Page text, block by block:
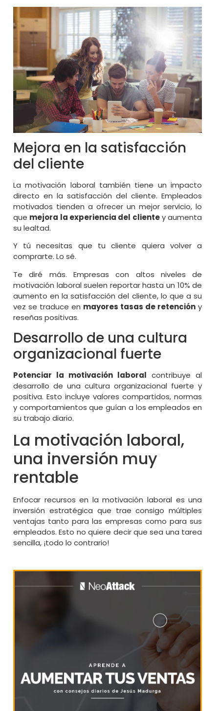
Mejora en la satisfacción
del cliente
La motivación laboral también tiene un impacto
directo en la satisfacción del cliente. Empleados
motivados tienden a ofrecer un mejor servicio, lo
que mejora la experiencia del clientey aumenta
su lealtad.
Y tú necesitas que tu cliente quiera volver a
comprarte. Lo sé.
Te diré más. Empresas con altos niveles de
motivación laboral suelen reportar hasta un 10% de
aumento en la satisfacción del cliente, lo que a su
vez se traduce en mayores tasas de retención y
reseñas positivas.
Desarrollo de una cultura
organizacional fuerte
Potenciar la motivación laboral contribuye al
desarrollo de una cultura organizacional fuerte y
positiva. Esto incluye valores compartidos, normas
y comportamientos que guían a los empleados en
su trabajo diario.
La motivación laboral,
una inversión muy
rentable
Enfocar recursos en la motivación laboral es una
inversión estratégica que trae consigo múltiples
ventajas tanto para las empresas como para sus
empleados. Esto no quiere decir que sea una tarea
sencilla, ¡todo lo contrario!